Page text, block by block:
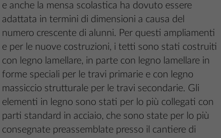
e anche la mensa scolastica ha dovuto essere
adattata in termini di dimensioni a causa del
numero crescente di alunni. Per questi ampliamenti
e per le nuove costruzioni, i tetti sono stati costruiti
con legno lamellare, in parte con legno lamellare in
forme speciali per le travi primarie e con legno
massiccio strutturale per le travi secondarie. Gli
elementi in legno sono stati per lo più collegati con
parti standard in acciaio, che sono state per lo più
consegnate preassemblate presso il cantiere di